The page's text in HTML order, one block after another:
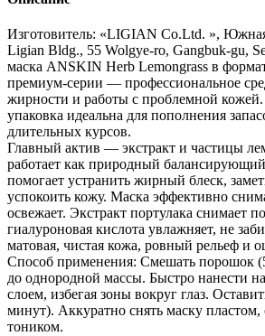
Изготовитель: «LIGIAN Co.Ltd. »,
Ligian Bldg., 55 Wolgye-ro, Gangbuk-gu,
маска ANSKIN Herb Lemongrass в
премиум-серии — профессиональное
жирности и работы с проблемной
упаковка идеальна для пополнения
длительных курсов.
Главный актив — экстракт и частицы
работает как природный
помогает устранить жирный блеск,
успокоить кожу. Маска эффективно
освежает. Экстракт портулака снимает
гиалуроновая кислота увлажняет, не
матовая, чистая кожа, ровный рельеф и
Способ применения: Смешать порошок
до однородной массы. Быстро нанести
слоем, избегая зоны вокруг глаз.
минут). Аккуратно снять маску пластом,
тоником.